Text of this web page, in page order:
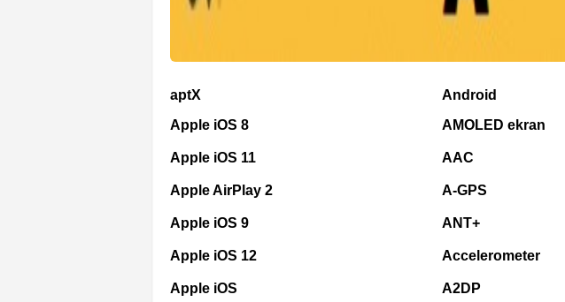
aptX
Apple iOS 8
Apple iOS 11
Apple AirPlay 2
Apple iOS 9
Apple iOS 12
Apple iOS
Android
AMOLED ekran
AAC
A-GPS
ANT+
Accelerometer
A2DP